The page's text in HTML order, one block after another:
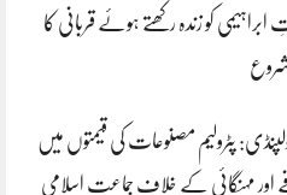
ابراہیمی کو زندہ رکھتے ہوئے قربانی کا
شروع
پٹرولیم مصنوعات کی قیمتوں میں
اور مہنگائی کے خلاف جماعت اسلامی